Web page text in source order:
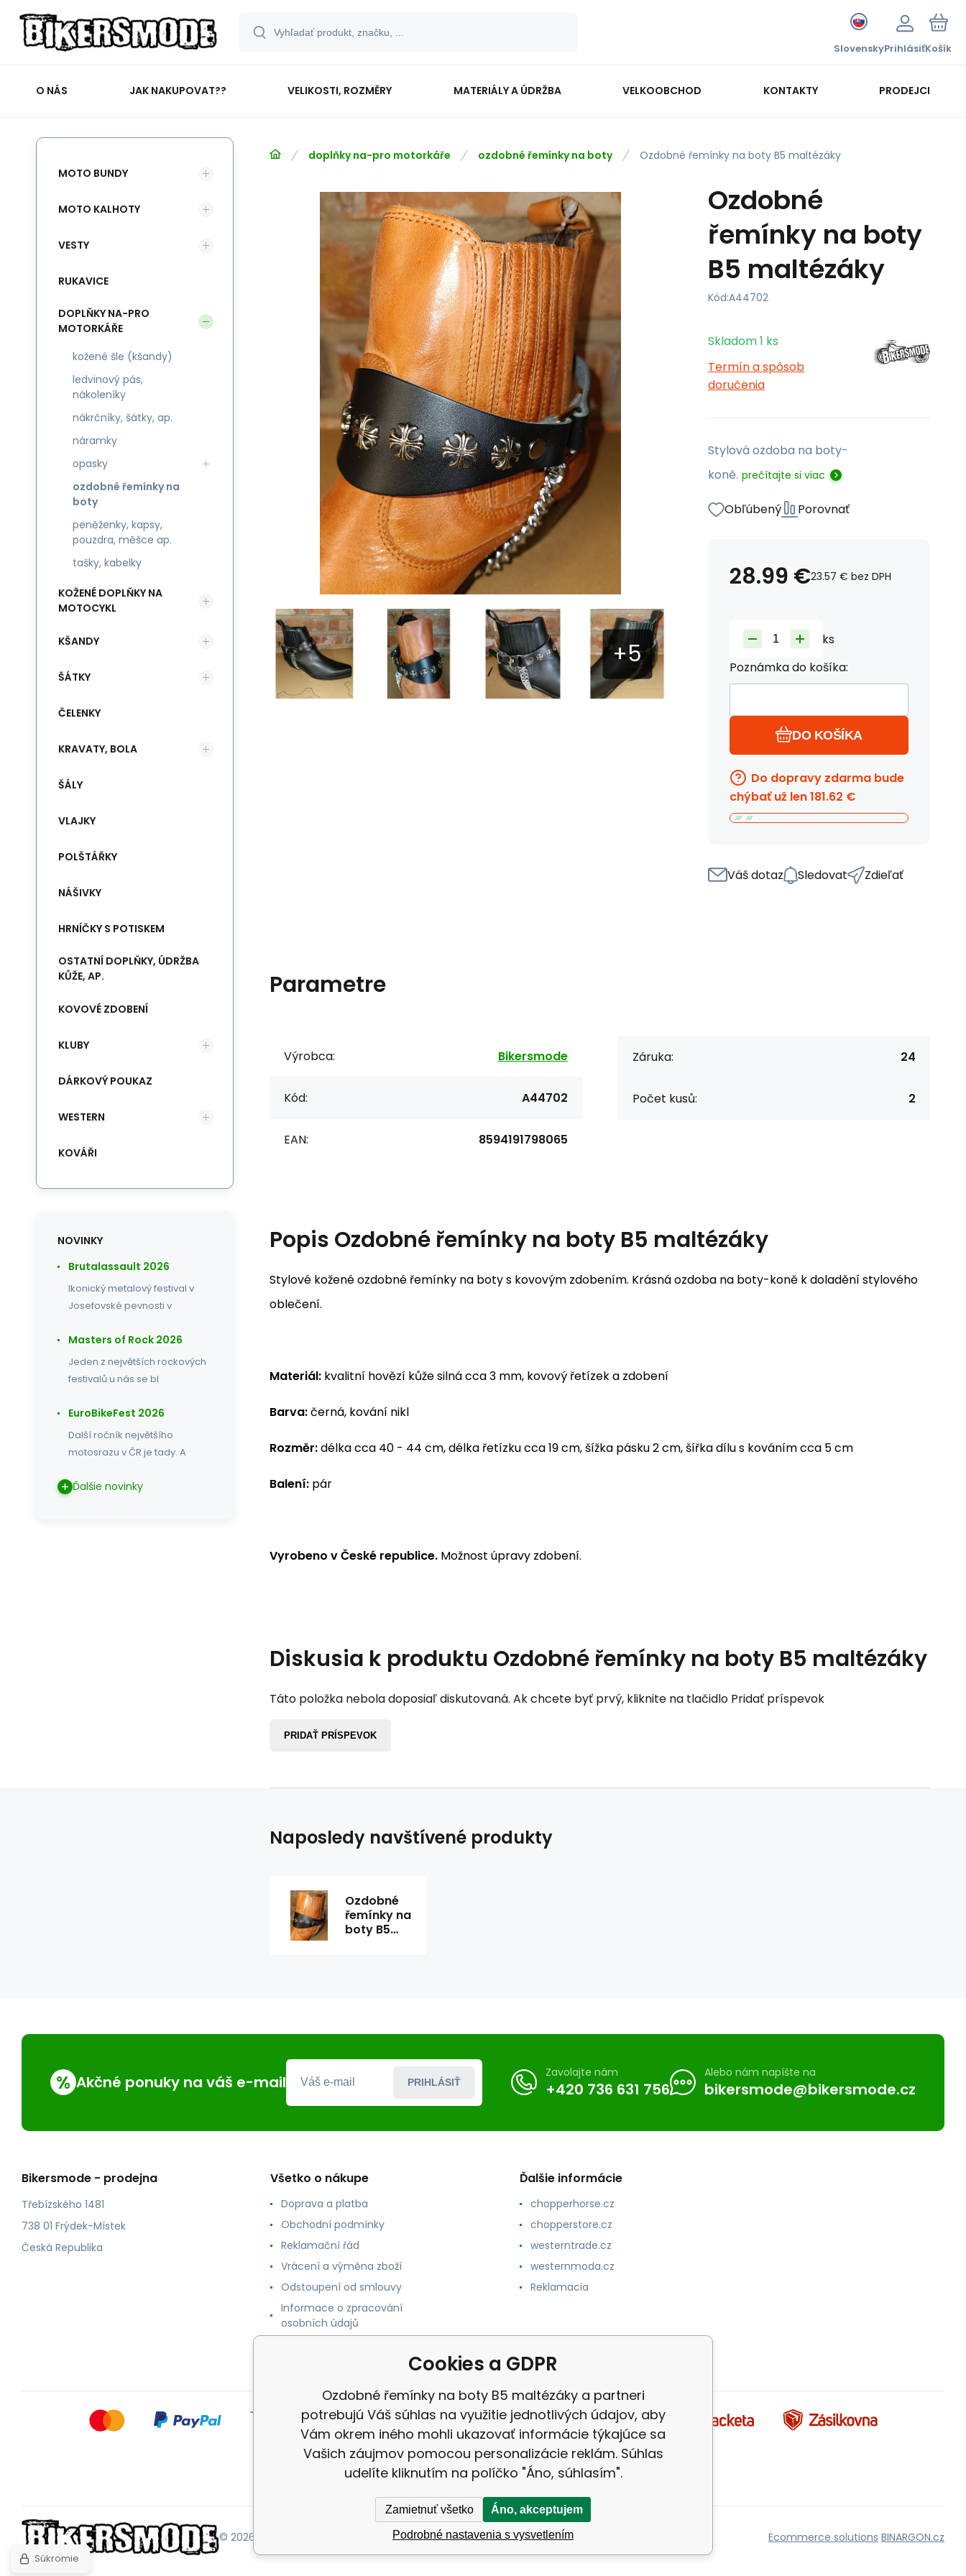
SlovenskyPrihlásiťKošík
O NÁS JAK NAKUPOVAT?? VELIKOSTI, ROZMĚRY MATERIÁLY A ÚDRŽBA VELKOOBCHOD KONTAKTY PRODEJCI
doplňky na-pro motorkáře ozdobné řemínky na boty Ozdobné řemínky na boty B5 maltézáky
Ozdobné
řemínky na boty
B5 maltézáky
Kód:A44702
Skladom1 ks
Termín a spôsob
doručenia
Stylová ozdoba na boty-
koně. prečítajte si viac
Obľúbený Porovnať
28.99 €23.57 € bez DPH
ks
Poznámka do košíka:
DO KOŠÍKA
Do dopravy zdarma bude
chýbať už len181.62 €
Váš dotaz Sledovat Zdieľať
Parametre
Výrobca: Bikersmode
Kód: A44702
EAN: 8594191798065
Záruka: 24
Počet kusů: 2
Popis Ozdobné řemínky na boty B5 maltézáky
Stylové kožené ozdobné řemínky na boty s kovovým zdobením. Krásná ozdoba na boty-koně k doladění stylového
oblečení.
Materiál: kvalitní hovězí kůže silná cca 3 mm, kovový řetízek a zdobení
Barva:černá, kování nikl
Rozměr:délka cca 40 - 44 cm, délka řetízku cca 19 cm, šížka pásku 2 cm, šířka dílu s kováním cca 5 cm
Balení: pár
Vyrobeno v České republice. Možnost úpravy zdobení.
Diskusia k produktu Ozdobné řemínky na boty B5 maltézáky
Táto položka nebola doposiaľ diskutovaná. Ak chcete byť prvý, kliknite na tlačidlo Pridať príspevok
PRIDAŤ PRÍSPEVOK
MOTO BUNDY
MOTO KALHOTY
VESTY
RUKAVICE
DOPLŇKY NA-PRO
MOTORKÁŘE
kožené šle (kšandy)
ledvinový pás,
nákoleníky
nákrčníky, šátky, ap.
náramky
opasky
ozdobné řemínky na
boty
peněženky, kapsy,
pouzdra, měšce ap.
tašky, kabelky
KOŽENÉ DOPLŇKY NA
MOTOCYKL
KŠANDY
ŠÁTKY
ČELENKY
KRAVATY, BOLA
ŠÁLY
VLAJKY
POLŠTÁŘKY
NÁŠIVKY
HRNÍČKY S POTISKEM
OSTATNÍ DOPLŇKY, ÚDRŽBA
KŮŽE, AP.
KOVOVÉ ZDOBENÍ
KLUBY
DÁRKOVÝ POUKAZ
WESTERN
KOVÁŘI
NOVINKY
Brutalassault 2026
Ikonický metalový festival v
Josefovské pevnosti v
Masters of Rock 2026
Jeden z největších rockových
festivalů u nás se bl
EuroBikeFest 2026
Další ročník největšího
motosrazu v ČR je tady. A
Ďalšie novinky
Naposledy navštívené produkty
Ozdobné
řemínky na
boty B5
% Akčné ponuky na váš e-mail PRIHLÁSIŤ
Zavolajte nám
+420 736 631 756
Alebo nám napíšte na
bikersmode@bikersmode.cz
Bikersmode - prodejna
Třebízského 1481
738 01 Frýdek-Místek
Česká Republika
Všetko o nákupe
Doprava a platba
Obchodní podmínky
Reklamační řád
Vrácení a výměna zboží
Odstoupení od smlouvy
Informace o zpracování
osobních údajů
Ďalšie informácie
chopperhorse.cz
chopperstore.cz
westerntrade.cz
westernmoda.cz
Reklamacia
© 2026 | Ecommerce solutions BINARGON.cz
Cookies a GDPR
Ozdobné řemínky na boty B5 maltézáky a partneri
potrebujú Váš súhlas na využitie jednotlivých údajov, aby
Vám okrem iného mohli ukazovať informácie týkajúce sa
Vašich záujmov pomocou personalizácie reklám. Súhlas
udelíte kliknutím na políčko "Áno, súhlasím".
Zamietnuť všetko Áno, akceptujem
Podrobné nastavenia s vysvetlením
Súkromie